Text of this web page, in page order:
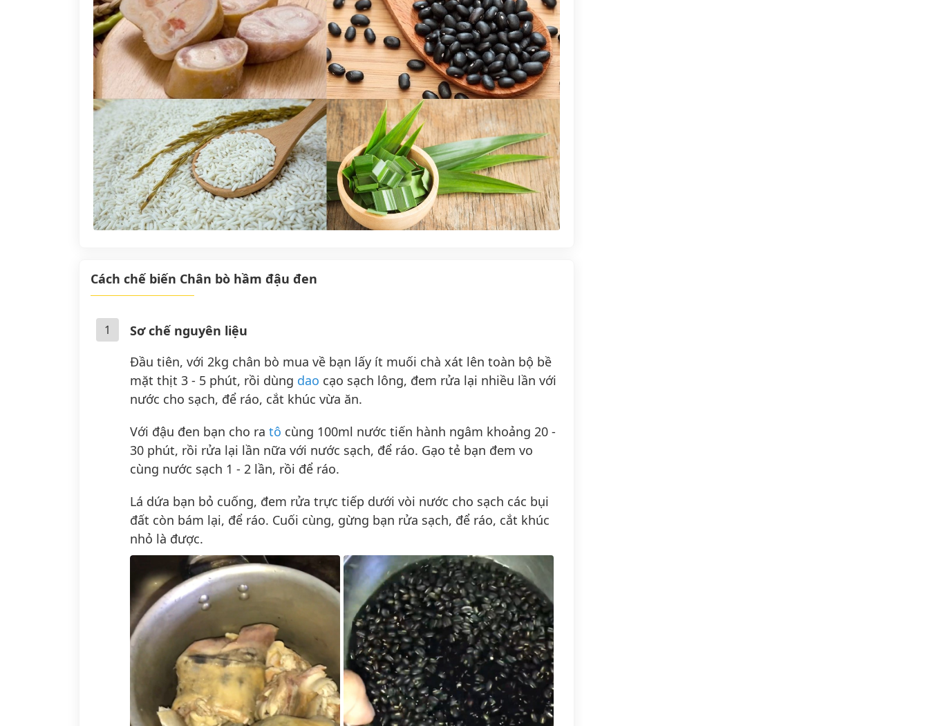
Cách chế biến Chân bò hầm đậu đen
1
Sơ chế nguyên liệu
Đầu tiên, với 2kg chân bò mua về bạn lấy ít muối chà xát lên toàn bộ bề
mặt thịt 3 - 5 phút, rồi dùng dao cạo sạch lông, đem rửa lại nhiều lần với
nước cho sạch, để ráo, cắt khúc vừa ăn.
Với đậu đen bạn cho ra tô cùng 100ml nước tiến hành ngâm khoảng 20 -
30 phút, rồi rửa lại lần nữa với nước sạch, để ráo. Gạo tẻ bạn đem vo
cùng nước sạch 1 - 2 lần, rồi để ráo.
Lá dứa bạn bỏ cuống, đem rửa trực tiếp dưới vòi nước cho sạch các bụi
đất còn bám lại, để ráo. Cuối cùng, gừng bạn rửa sạch, để ráo, cắt khúc
nhỏ là được.